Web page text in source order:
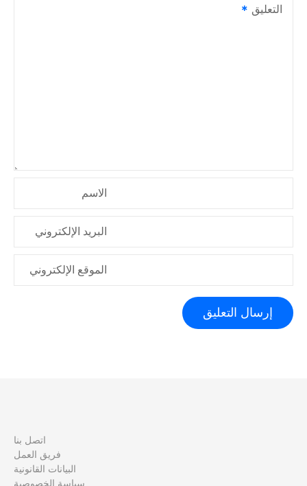
مالتعليق
الاسم
البريد الإلكتروني
الموقع الإلكتروني
اتصل بنا
فريق العمل
البيانات القانونية
سياسة الخصوصية